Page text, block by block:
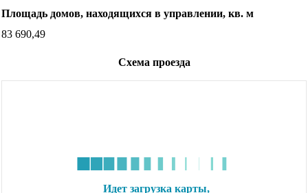
Площадь домов, находящихся в управлении, кв. м
83 690,49
Схема проезда